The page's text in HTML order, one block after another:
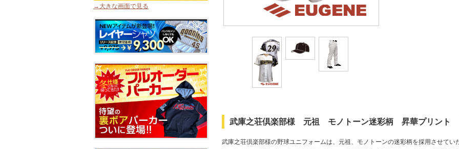
武庫之荘倶楽部様 元祖 モノトーン迷彩柄 昇華プリント
武庫之荘倶楽部様の野球ユニフォームは、元祖、モノトーンの迷彩柄を採用させて
→大きな画面で見る